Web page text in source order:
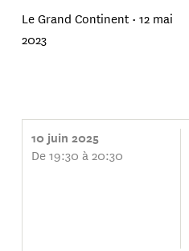
Le Grand Continent •12 mai
2023
10 juin 2025
De 19:30 à 20:30